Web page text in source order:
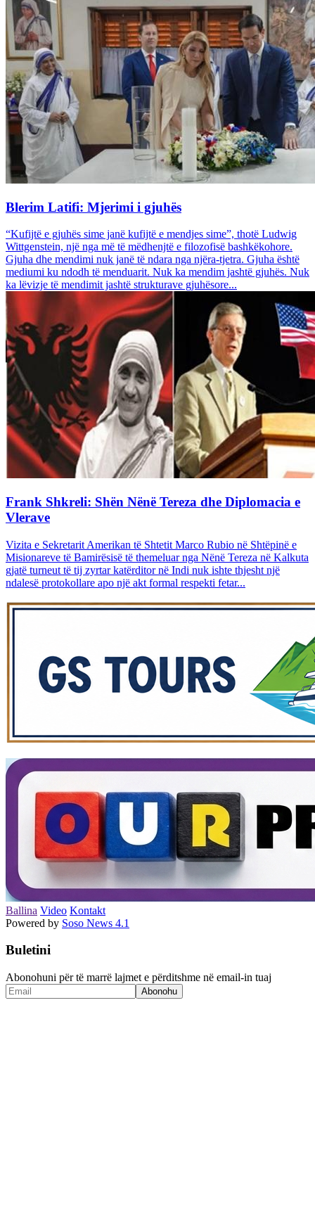
Blerim Latifi: Mjerimi i gjuhës
“Kufijtë e gjuhës sime janë kufijtë e mendjes sime”, thotë Ludwig
Wittgenstein, një nga më të mëdhenjtë e filozofisë bashkëkohore.
Gjuha dhe mendimi nuk janë të ndara nga njëra-tjetra. Gjuha është
mediumi ku ndodh të menduarit. Nuk ka mendim jashtë gjuhës. Nuk
ka lëvizje të mendimit jashtë strukturave gjuhësore...
Frank Shkreli: Shën Nënë Tereza dhe Diplomacia e
Vlerave
Vizita e Sekretarit Amerikan të Shtetit Marco Rubio në Shtëpinë e
Misionareve të Bamirësisë të themeluar nga Nënë Tereza në Kalkuta
gjatë turneut të tij zyrtar katërditor në Indi nuk ishte thjesht një
ndalesë protokollare apo një akt formal respekti fetar...
Ballina Video Kontakt
Powered by Soso News 4.1
Buletini
Abonohuni për të marrë lajmet e përditshme në email-in tuaj
Abonohu